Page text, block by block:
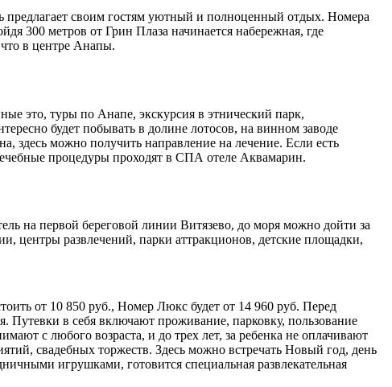
предлагает своим гостям уютный и полноценный отдых. Номера
300 метров от Грин Плаза начинается набережная, где
в центре Анапы.
это, туры по Анапе, экскурсия в этнический парк,
будет побывать в долине лотосов, на винном заводе
здесь можно получить направление на лечение. Если есть
процедуры проходят в СПА отеле Аквамарин.
на первой береговой линии Витязево, до моря можно дойти за
центры развлечений, парки аттракционов, детские площадки,
от 10 850 руб., Номер Люкс будет от 14 960 руб. Перед
Путевки в себя включают проживание, парковку, пользование
с любого возраста, и до трех лет, за ребенка не оплачивают
свадебных торжеств. Здесь можно встречать Новый год, день
игрушками, готовится специальная развлекательная